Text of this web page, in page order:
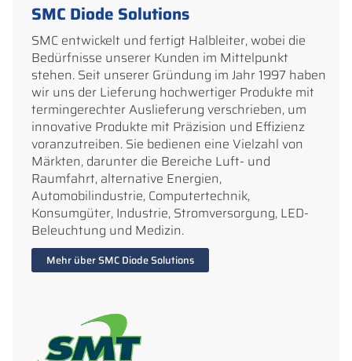
SMC Diode Solutions
SMC entwickelt und fertigt Halbleiter, wobei die
Bedürfnisse unserer Kunden im Mittelpunkt
stehen. Seit unserer Gründung im Jahr 1997 haben
wir uns der Lieferung hochwertiger Produkte mit
termingerechter Auslieferung verschrieben, um
innovative Produkte mit Präzision und Effizienz
voranzutreiben. Sie bedienen eine Vielzahl von
Märkten, darunter die Bereiche Luft- und
Raumfahrt, alternative Energien,
Automobilindustrie, Computertechnik,
Konsumgüter, Industrie, Stromversorgung, LED-
Beleuchtung und Medizin.
Mehr über SMC Diode Solutions